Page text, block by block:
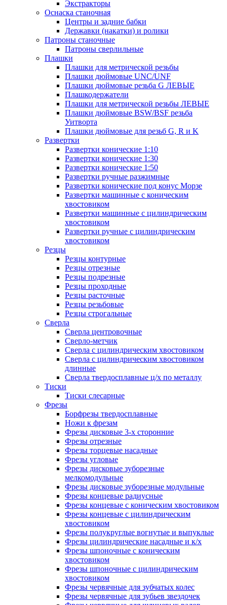
Экстракторы
Оснаска станочная
Центры и задние бабки
Державки (накатки) и ролики
Патроны станочные
Патроны сверлильные
Плашки
Плашки для метрической резьбы
Плашки дюймовые UNC/UNF
Плашки дюймовые резьба G ЛЕВЫЕ
Плашкодержатели
Плашки для метрической резьбы ЛЕВЫЕ
Плашки дюймовые BSW/BSF резьба
Уитворта
Плашки дюймовые для резьб G, R и K
Развертки
Развертки конические 1:10
Развертки конические 1:30
Развертки конические 1:50
Развертки ручные разжимные
Развертки конические под конус Морзе
Развертки машинные с коническим
хвостовиком
Развертки машинные с цилиндрическим
хвостовиком
Развертки ручные с цилиндрическим
хвостовиком
Резцы
Резцы контурные
Резцы отрезные
Резцы подрезные
Резцы проходные
Резцы расточные
Резцы резьбовые
Резцы строгальные
Сверла
Сверла центровочные
Сверло-метчик
Сверла с цилиндрическим хвостовиком
Сверла с цилиндрическим хвостовиком
длинные
Сверла твердосплавные ц/х по металлу
Тиски
Тиски слесарные
Фрезы
Борфрезы твердосплавные
Ножи к фрезам
Фрезы дисковые 3-х сторонние
Фрезы отрезные
Фрезы торцевые насадные
Фрезы угловые
Фрезы дисковые зуборезные
мелкомодульные
Фрезы дисковые зуборезные модульные
Фрезы концевые радиусные
Фрезы концевые с коническим хвостовиком
Фрезы концевые с цилиндрическим
хвостовиком
Фрезы полукруглые вогнутые и выпуклые
Фрезы цилиндрические насадные и к/х
Фрезы шпоночные с коническим
хвостовиком
Фрезы шпоночные с цилиндрическим
хвостовиком
Фрезы червячные для зубчатых колес
Фрезы червячные для зубьев звездочек